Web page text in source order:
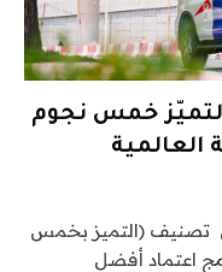
خمس نجوم
العالمية
تصنيف (التميز بخمس
اعتماد أفضل